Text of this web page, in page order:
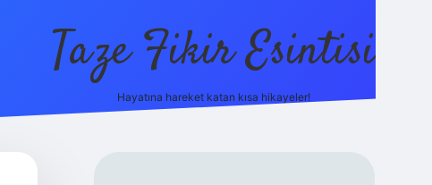
Taze Fikir Esintisi
Hayatına hareket katan kısa hikayeler!